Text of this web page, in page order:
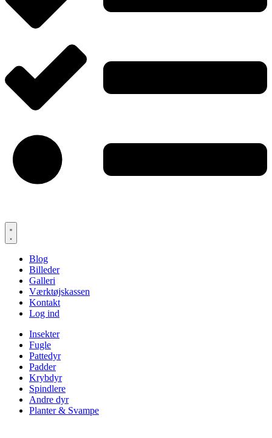
Blog
Billeder
Galleri
Værktøjskassen
Kontakt
Log ind
Insekter
Fugle
Pattedyr
Padder
Krybdyr
Spindlere
Andre dyr
Planter & Svampe